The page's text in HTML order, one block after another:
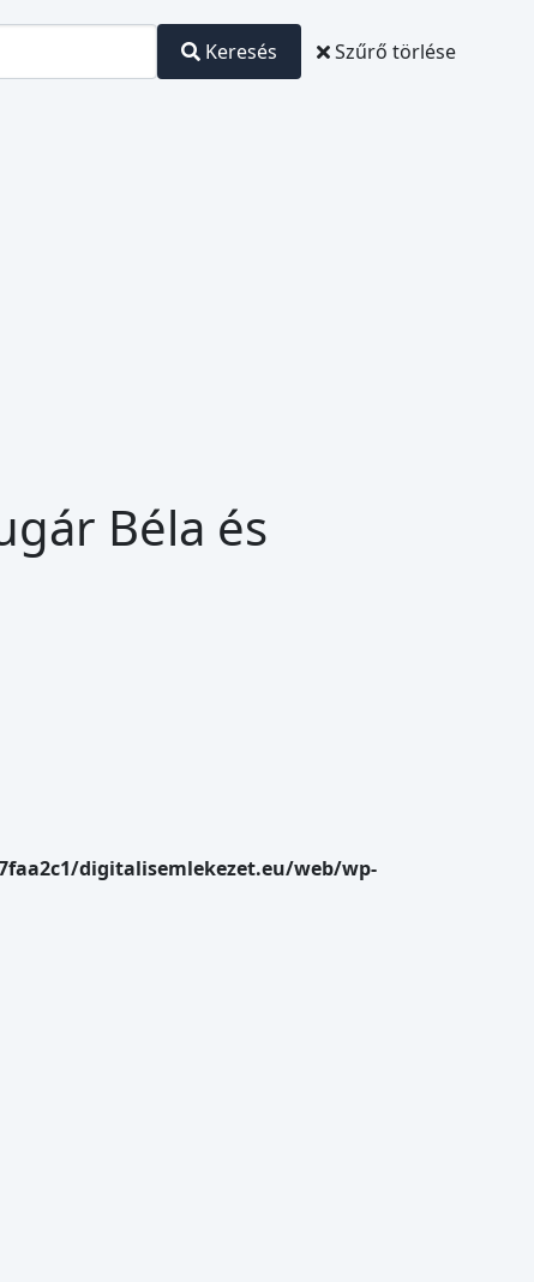
Keresés Szűrő törlése
Béla és
digitalisemlekezet.eu/web/wp-